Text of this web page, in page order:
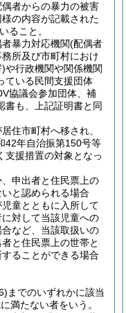
者からの暴力の被害
の内容が記載された
ること。
暴力対応機関(配偶者
所及び市町村におけ
や行政機関や関係機関
ている民間支援団体
協議会参加団体、補
書も、上記証明書と同
住市町村へ移され、
42年自治振第150号等
支援措置の対象となっ
申出者と住民票上の
と認められる場合
童とともに入所して
対して当該児童への
など、当該取扱いの
と住民票上の世帯と
ることができる場合
までのいずれかに該当
満たない者をいう。